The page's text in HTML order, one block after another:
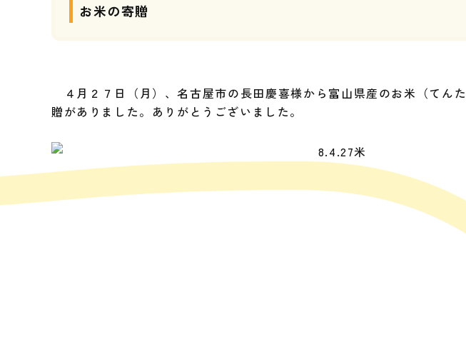
お米の寄贈
４月２７日（月）、名古屋市の長田慶喜様から富山県産のお米（てん
贈がありました。ありがとうございました。